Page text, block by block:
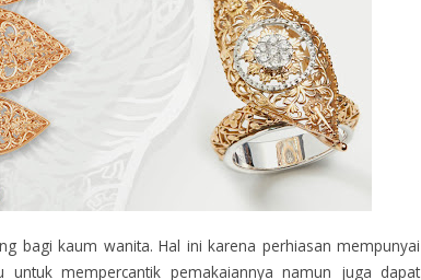
bagi kaum wanita. Hal ini karena perhiasan mempunyai
untuk mempercantik pemakaiannya namun juga dapat